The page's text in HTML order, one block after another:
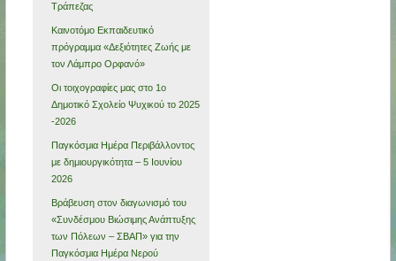
Τράπεζας
Καινοτόμο Εκπαιδευτικό
πρόγραμμα «Δεξιότητες Ζωής με
τον Λάμπρο Ορφανό»
Οι τοιχογραφίες μας στο 1ο
Δημοτικό Σχολείο Ψυχικού το 2025
-2026
Παγκόσμια Ημέρα Περιβάλλοντος
με δημιουργικότητα – 5 Ιουνίου
2026
Βράβευση στον διαγωνισμό του
«Συνδέσμου Βιώσιμης Ανάπτυξης
των Πόλεων – ΣΒΑΠ» για την
Παγκόσμια Ημέρα Νερού